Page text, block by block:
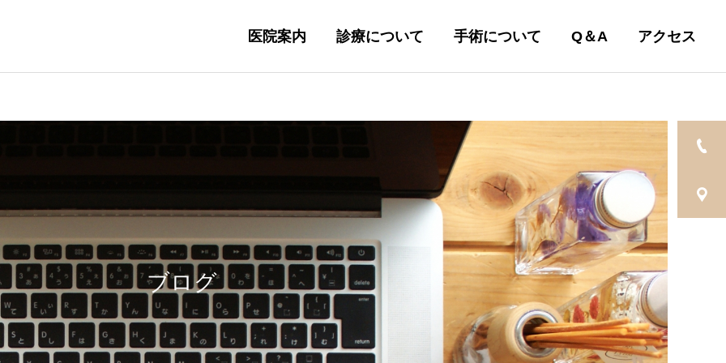
医院案内 診療について 手術について Q＆A アクセス
ブログ